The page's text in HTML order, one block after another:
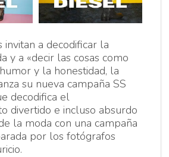
invitan a decodificar la
y a «decir las cosas como
y la honestidad, la
su nueva campaña SS
decodifica el
divertido e incluso absurdo
la moda con una campaña
por los fotógrafos